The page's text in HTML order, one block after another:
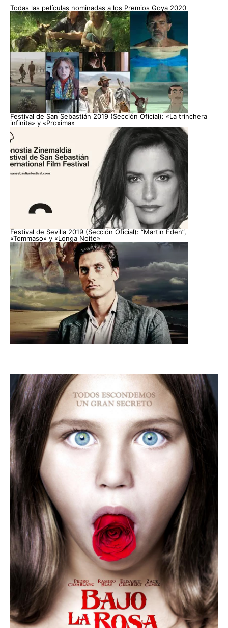
Todas las películas nominadas a los Premios Goya 2020
Festival de San Sebastián 2019 (Sección Oficial): «La trinchera
infinita» y «Proxima»
Festival de Sevilla 2019 (Sección Oficial): “Martin Eden”,
«Tommaso» y «Longa Noite»